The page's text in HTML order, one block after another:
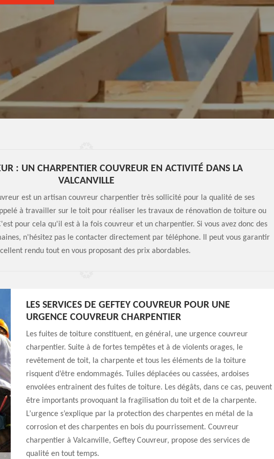
: UN CHARPENTIER COUVREUR EN ACTIVITÉ DANS LA
VALCANVILLE
est un artisan couvreur charpentier très sollicité pour la qualité de ses
à travailler sur le toit pour réaliser les travaux de rénovation de toiture ou
pour cela qu'il est à la fois couvreur et un charpentier. Si vous avez donc des
n'hésitez pas le contacter directement par téléphone. Il peut vous garantir
rendu tout en vous proposant des prix abordables.
LES SERVICES DE GEFTEY COUVREUR POUR UNE
URGENCE COUVREUR CHARPENTIER
Les fuites de toiture constituent, en général, une urgence couvreur
charpentier. Suite à de fortes tempêtes et à de violents orages, le
revêtement de toit, la charpente et tous les éléments de la toiture
risquent d’être endommagés. Tuiles déplacées ou cassées, ardoises
envolées entrainent des fuites de toiture. Les dégâts, dans ce cas, peuvent
être importants provoquant la fragilisation du toit et de la charpente.
L’urgence s’explique par la protection des charpentes en métal de la
corrosion et des charpentes en bois du pourrissement. Couvreur
charpentier à Valcanville, Geftey Couvreur, propose des services de
qualité en tout temps.